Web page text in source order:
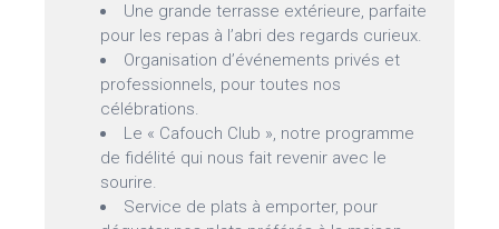
Une grande terrasse extérieure, parfaite
pour les repas à l’abri des regards curieux.
Organisation d’événements privés et
professionnels, pour toutes nos
célébrations.
Le « Cafouch Club », notre programme
de fidélité qui nous fait revenir avec le
sourire.
Service de plats à emporter, pour